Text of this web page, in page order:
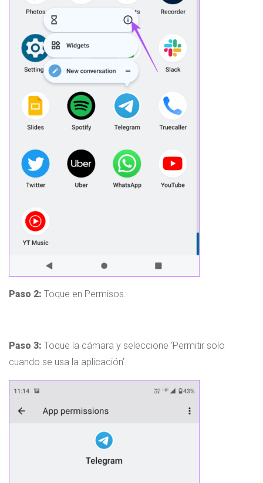
Paso 2: Toque en Permisos.
Paso 3: Toque la cámara y seleccione ‘Permitir solo
cuando se usa la aplicación’.